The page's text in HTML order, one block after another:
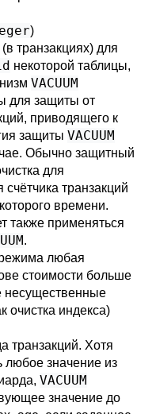
)
транзакциях) для
некоторой таблицы,
VACUUM
для защиты от
приводящего к
защиты VACUUM
Обычно защитный
для
транзакций
времени.
также применяться
.
любая
стоимости больше
несущественные
очистка индекса)
транзакций. Хотя
любое значение из
VACUUM
значение до